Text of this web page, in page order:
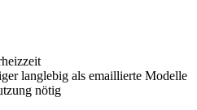
langlebig als emaillierte Modelle
nötig